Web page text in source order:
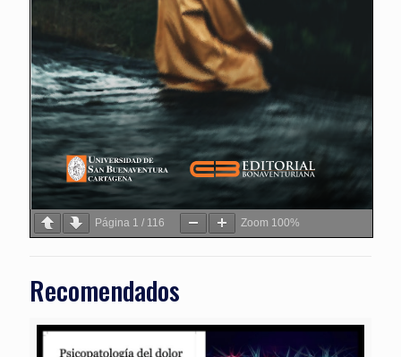
Página 1 / 116 Zoom 100%
Recomendados